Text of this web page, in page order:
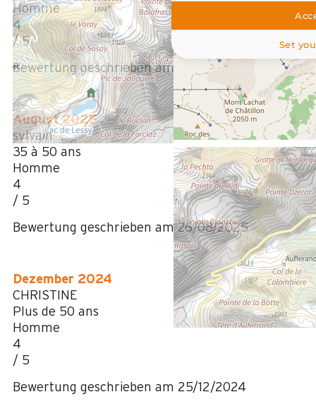
Homme
4
/ 5
Bewertung geschrieben am 10/03/2026
August 2025
sylvain
35 à 50 ans
Homme
4
/ 5
Bewertung geschrieben am 26/08/2025
Dezember 2024
CHRISTINE
Plus de 50 ans
Homme
4
/ 5
Bewertung geschrieben am 25/12/2024
Set